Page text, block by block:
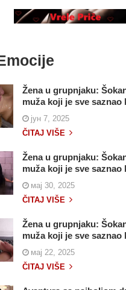
Žena u grupnjaku:
muža koji je sve saznao
јун 7, 2025
ČITAJ VIŠE
Žena u grupnjaku:
muža koji je sve saznao
мај 30, 2025
ČITAJ VIŠE
Žena u grupnjaku:
muža koji je sve saznao
мај 22, 2025
ČITAJ VIŠE